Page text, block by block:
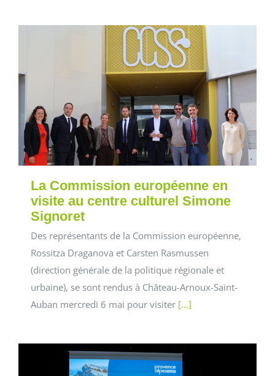
La Commission européenne en
visite au centre culturel Simone
Signoret
Des représentants de la Commission européenne,
Rossitza Draganova et Carsten Rasmussen
(direction générale de la politique régionale et
urbaine), se sont rendus à Château-Arnoux-Saint-
Auban mercredi 6 mai pour visiter [...]